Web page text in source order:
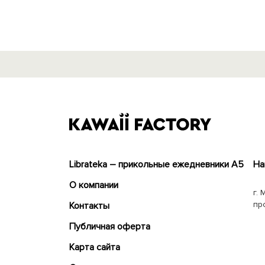
Librateka – прикольные ежедневники А5
О компании
Контакты
Публичная оферта
Карта сайта
г.